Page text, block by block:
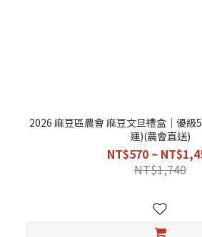
2026 麻豆區農會 麻豆文旦禮盒｜優
運)(農會直送)
NT$570 ~
NT$1,740